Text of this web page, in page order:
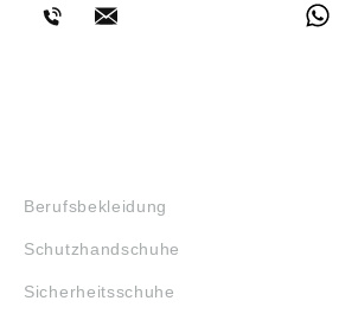
Berufsbekleidung
Schutzhandschuhe
Sicherheitsschuhe